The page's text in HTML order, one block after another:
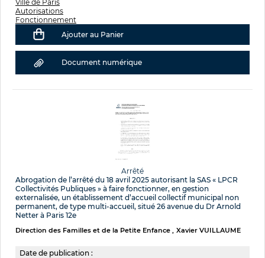
Ville de Paris
Autorisations
Fonctionnement
Ajouter au Panier
Document numérique
Arrêté
Abrogation de l’arrêté du 18 avril 2025 autorisant la SAS « LPCR
Collectivités Publiques » à faire fonctionner, en gestion
externalisée, un établissement d’accueil collectif municipal non
permanent, de type multi-accueil, situé 26 avenue du Dr Arnold
Netter à Paris 12e
Direction des Familles et de la Petite Enfance Xavier VUILLAUME
Date de publication :